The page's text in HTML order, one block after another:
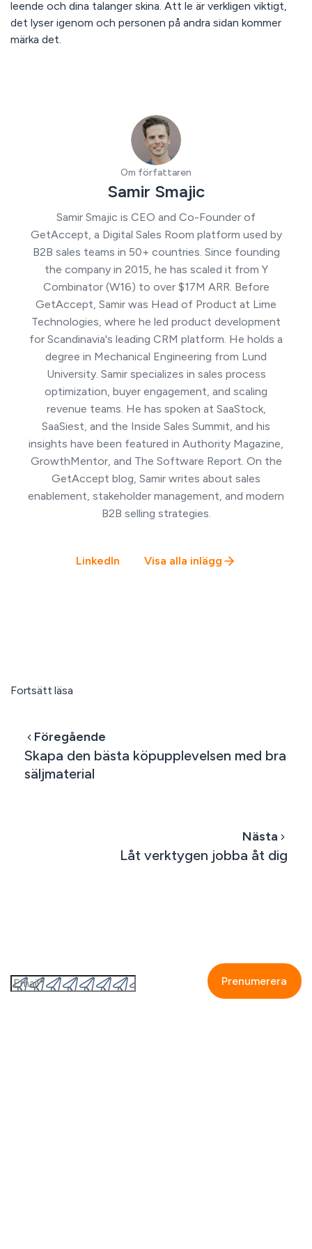
leende och dina talanger skina. Att le är verkligen viktigt,
det lyser igenom och personen på andra sidan kommer
märka det.
Om författaren
Samir Smajic
Samir Smajic is CEO and Co-Founder of
GetAccept, a Digital Sales Room platform used by
B2B sales teams in 50+ countries. Since founding
the company in 2015, he has scaled it from Y
Combinator (W16) to over $17M ARR. Before
GetAccept, Samir was Head of Product at Lime
Technologies, where he led product development
for Scandinavia's leading CRM platform. He holds a
degree in Mechanical Engineering from Lund
University. Samir specializes in sales process
optimization, buyer engagement, and scaling
revenue teams. He has spoken at SaaStock,
SaaSiest, and the Inside Sales Summit, and his
insights have been featured in Authority Magazine,
GrowthMentor, and The Software Report. On the
GetAccept blog, Samir writes about sales
enablement, stakeholder management, and modern
B2B selling strategies.
LinkedIn Visa alla inlägg
Fortsätt läsa
Föregående
Skapa den bästa köpupplevelsen med bra
säljmaterial
Nästa
Låt verktygen jobba åt dig